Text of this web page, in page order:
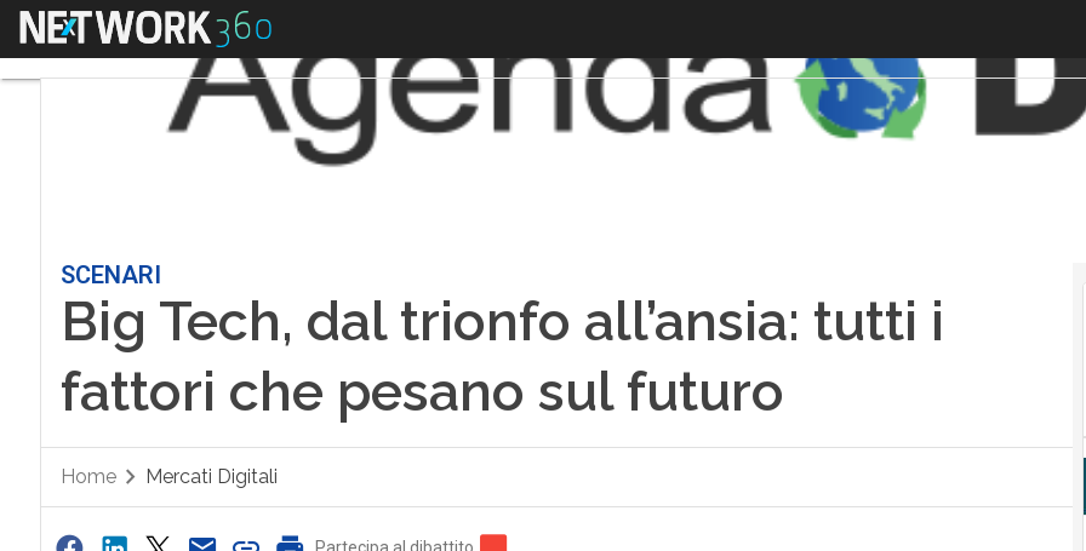
Menu
SCENARI
Big Tech, dal trionfo all’ansia: tutti i
fattori che pesano sul futuro
Home Mercati Digitali